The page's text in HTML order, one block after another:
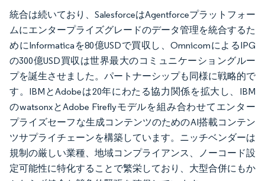
統合は続いており、SalesforceはAgentforceプラットフォー
ムにエンタープライズグレードのデータ管理を統合するた
めにInformaticaを80億USDで買収し、OmnicomによるIPG
の300億USD買収は世界最大のコミュニケーショングルー
プを誕生させました。パートナーシップも同様に戦略的で
す。IBMとAdobeは20年にわたる協力関係を拡大し、IBM
のwatsonxとAdobe Fireflyモデルを組み合わせてエンター
プライズセーフな生成コンテンツのためのAI搭載コンテン
ツサプライチェーンを構築しています。ニッチベンダーは
規制の厳しい業種、地域コンプライアンス、ノーコード設
定可能性に特化することで繁栄しており、大型合併にもか